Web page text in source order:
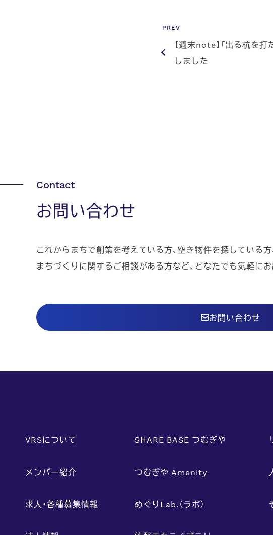
PREV
【週末note】「出る杭を
しました
お問い合わせ
これからまちで創業を考えている方、空き物件を探している方
まちづくりに関するご相談がある方など、どなたでも気軽にお
お問い合わせ
VRSについて
メンバー紹介
求人・各種募集情報
SHARE BASE つむぎや
つむぎや Amenity
めぐりLab.（ラボ）